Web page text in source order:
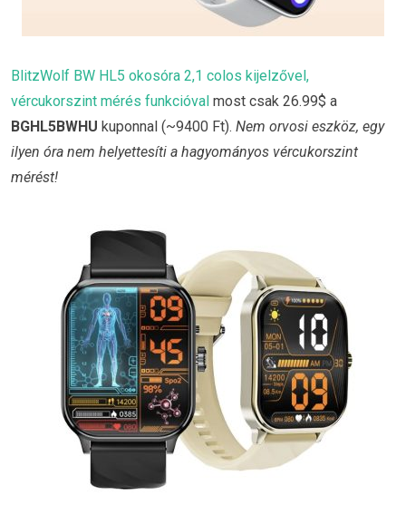
BlitzWolf BW HL5 okosóra 2,1 colos kijelzővel,
vércukorszint mérés funkcióval most csak 26.99$ a
BGHL5BWHU kuponnal (~9400 Ft). Nem orvosi eszköz, egy
ilyen óra nem helyettesíti a hagyományos vércukorszint
mérést!